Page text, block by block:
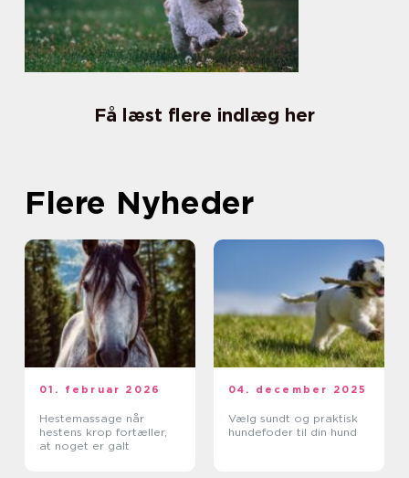
Få læst flere indlæg her
Flere Nyheder
01. februar 2026
Hestemassage når
hestens krop fortæller,
at noget er galt
04. december 2025
Vælg sundt og praktisk
hundefoder til din hund